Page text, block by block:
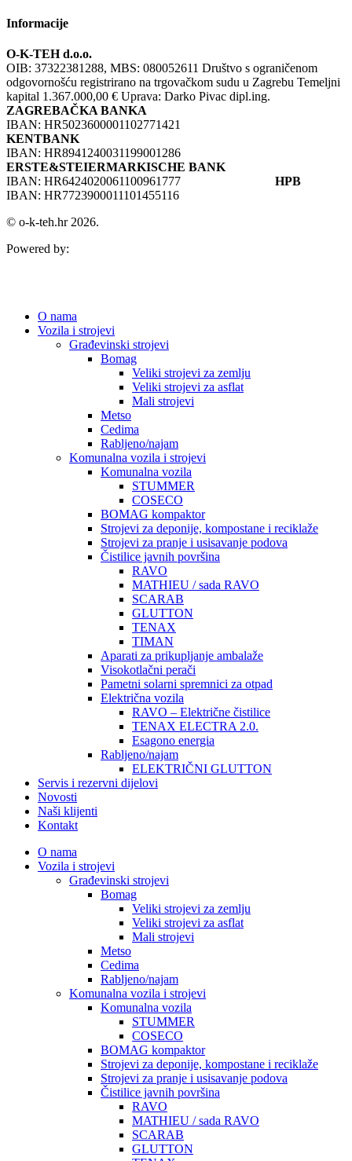
Informacije
O-K-TEH d.o.o.
OIB: 37322381288, MBS: 080052611 Društvo s ograničenom
odgovornošću registrirano na trgovačkom sudu u Zagrebu Temeljni
kapital 1.367.000,00 € Uprava: Darko Pivac dipl.ing.
ZAGREBAČKA BANKA
IBAN: HR5023600001102771421
KENTBANK
IBAN: HR8941240031199001286
ERSTE&STEIERMARKISCHE BANK
IBAN: HR6424020061100961777 HPB
IBAN: HR7723900011101455116
© o-k-teh.hr 2026.
Powered by:
O nama
Vozila i strojevi
Građevinski strojevi
Bomag
Veliki strojevi za zemlju
Veliki strojevi za asflat
Mali strojevi
Metso
Cedima
Rabljeno/najam
Komunalna vozila i strojevi
Komunalna vozila
STUMMER
COSECO
BOMAG kompaktor
Strojevi za deponije, kompostane i reciklaže
Strojevi za pranje i usisavanje podova
Čistilice javnih površina
RAVO
MATHIEU / sada RAVO
SCARAB
GLUTTON
TENAX
TIMAN
Aparati za prikupljanje ambalaže
Visokotlačni perači
Pametni solarni spremnici za otpad
Električna vozila
RAVO – Električne čistilice
TENAX ELECTRA 2.0.
Esagono energia
Rabljeno/najam
ELEKTRIČNI GLUTTON
Servis i rezervni dijelovi
Novosti
Naši klijenti
Kontakt
O nama
Vozila i strojevi
Građevinski strojevi
Bomag
Veliki strojevi za zemlju
Veliki strojevi za asflat
Mali strojevi
Metso
Cedima
Rabljeno/najam
Komunalna vozila i strojevi
Komunalna vozila
STUMMER
COSECO
BOMAG kompaktor
Strojevi za deponije, kompostane i reciklaže
Strojevi za pranje i usisavanje podova
Čistilice javnih površina
RAVO
MATHIEU / sada RAVO
SCARAB
GLUTTON